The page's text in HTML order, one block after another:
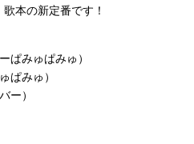
本の新定番です！
ぱみゅぱみゅ）
ぱみゅ）
ー）